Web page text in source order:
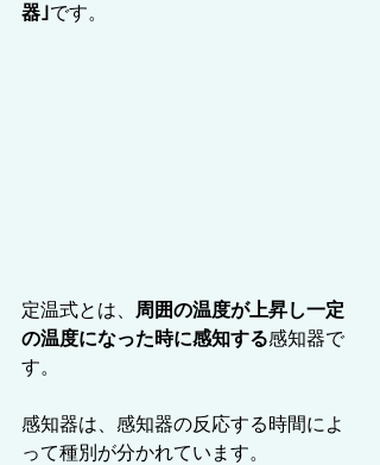
器｣です。
定温式とは、
周囲の温度が上昇し一定
の温度になった時に感知する感知器で
す。
感知器は、感知器の反応する時間によ
って種別が分かれています。